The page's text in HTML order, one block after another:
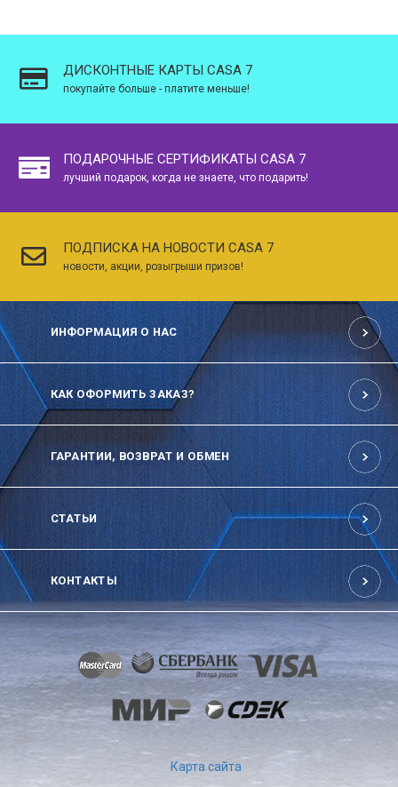
ДИСКОНТНЫЕ КАРТЫ CASA 7
покупайте больше - платите меньше!
ПОДАРОЧНЫЕ СЕРТИФИКАТЫ CASA 7
лучший подарок, когда не знаете, что подарить!
ПОДПИСКА НА НОВОСТИ CASA 7
новости, акции, розыгрыши призов!
ИНФОРМАЦИЯ О НАС
КАК ОФОРМИТЬ ЗАКАЗ?
ГАРАНТИИ, ВОЗВРАТ И ОБМЕН
СТАТЬИ
КОНТАКТЫ
Карта сайта